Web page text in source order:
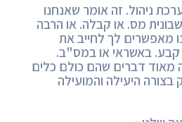
ניהול. זה אומר שאנחנו
מס. או קבלה. או הרבה
מאפשרים לך לחייב את
קבע. באשראי או במס"ב.
מאוד דברים שהם כולם כלים
בצורה היעילה והמועילה